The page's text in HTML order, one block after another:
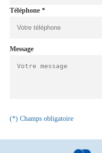
Téléphone *
Message
(*) Champs obligatoire